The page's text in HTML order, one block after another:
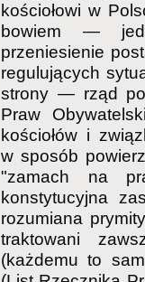
kościołowi w
bowiem —
przeniesienie
regulujących
strony — rząd
Praw
kościołów i
w sposób
"zamach na
konstytucyjna
rozumiana
traktowani
(każdemu to